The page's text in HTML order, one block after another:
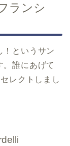
ランシ
！というサン
。誰にあげて
レクトしまし